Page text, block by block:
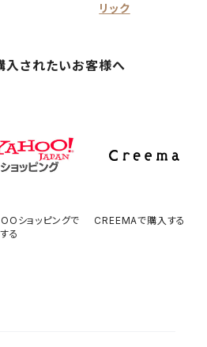
リック
入されたいお客様へ
ショッピングで
る
CREEMAで購入する